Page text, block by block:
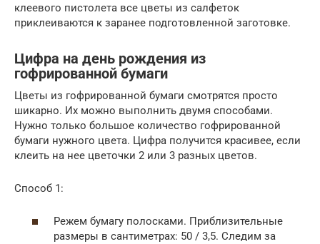
клеевого пистолета все цветы из салфеток
приклеиваются к заранее подготовленной заготовке.
Цифра на день рождения из
гофрированной бумаги
Цветы из гофрированной бумаги смотрятся просто
шикарно. Их можно выполнить двумя способами.
Нужно только большое количество гофрированной
бумаги нужного цвета. Цифра получится красивее, если
клеить на нее цветочки 2 или 3 разных цветов.
Способ 1:
Режем бумагу полосками. Приблизительные
размеры в сантиметрах: 50 / 3,5. Следим за